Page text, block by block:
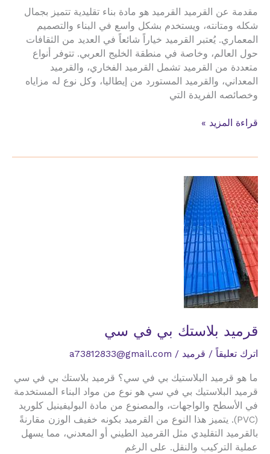
مقدمة عن القرميد القرميد هو مادة بناء تقليدية تتميز بجمال
شكله ومتانته، ويستخدم بشكل واسع في البناء والتصميم
المعماري. يُعتبر القرميد خياراً شائعاً في العديد من الثقافات
حول العالم، وخاصة في منطقة الخليج العربي. تتوفر أنواع
متعددة من القرميد تشمل القرميد الفخاري، والقرميد
المعداني، والقرميد المستورد من إيطاليا، وكل نوع له مزاياه
وخصائصه الفريدة التي
تركيب
والسعودي
والايطالي
قراءة المزيد »
قرميد بلاستك بي في سي
اترك تعليقاً / قرميد /
a73812833@gmail.com
ما هو قرميد البلاستيك بي في سي؟ قرميد بلاستك بي في سي
قرميد البلاستيك بي في سي هو نوع من مواد البناء المستخدمة
في الأسطح والواجهات، والمصنوع من مادة البوليفينيل كلوريد
(PVC). يتميز هذا النوع من القرميد بكونه خفيف الوزن مقارنةً
بالقرميد التقليدي مثل القرميد الطيني أو المعدني، مما يسهل
عملية التركيب والنقل. على الرغم